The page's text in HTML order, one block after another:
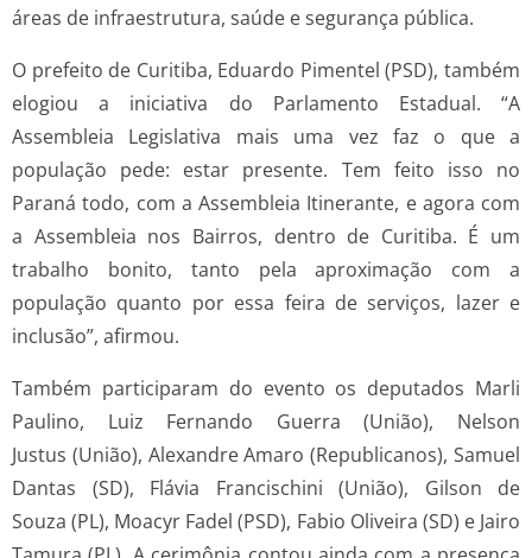
áreas de infraestrutura, saúde e segurança pública.
O prefeito de Curitiba, Eduardo Pimentel (PSD), também
elogiou a iniciativa do Parlamento Estadual. “A
Assembleia Legislativa mais uma vez faz o que a
população pede: estar presente. Tem feito isso no
Paraná todo, com a Assembleia Itinerante, e agora com
a Assembleia nos Bairros, dentro de Curitiba. É um
trabalho bonito, tanto pela aproximação com a
população quanto por essa feira de serviços, lazer e
inclusão”, afirmou.
Também participaram do evento os deputados Marli
Paulino, Luiz Fernando Guerra (União), Nelson
Justus (União), Alexandre Amaro (Republicanos), Samuel
Dantas (SD), Flávia Francischini (União), Gilson de
Souza (PL), Moacyr Fadel (PSD), Fabio Oliveira (SD) e Jairo